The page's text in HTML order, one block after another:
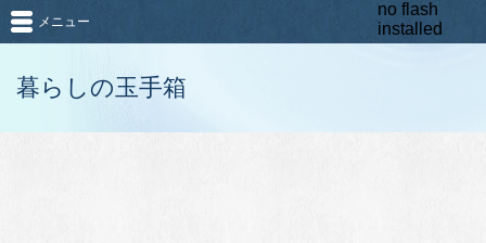
暮らしの玉手箱
メニュー
no flash
installed